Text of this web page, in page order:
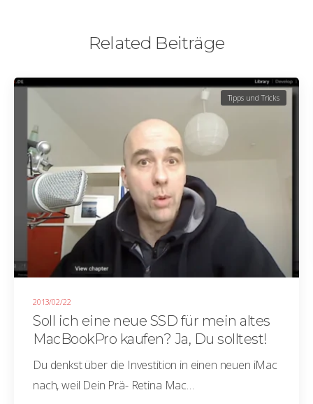
Related Beiträge
2013/02/22
Tipps und Tricks
Soll ich eine neue SSD für mein altes
MacBookPro kaufen? Ja, Du solltest!
Du denkst über die Investition in einen neuen iMac
nach, weil Dein Prä- Retina Mac…